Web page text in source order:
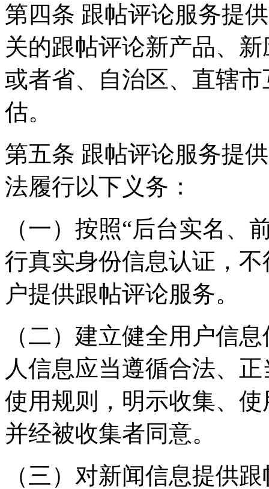
第四条 跟帖评论服务提
关的跟帖评论新产品、
或者省、自治区、直辖
估。
第五条 跟帖评论服务提
法履行以下义务：
（一）按照“后台实名、
行真实身份信息认证，
户提供跟帖评论服务。
（二）建立健全用户信
人信息应当遵循合法、
使用规则，明示收集、
并经被收集者同意。
（三）对新闻信息提供